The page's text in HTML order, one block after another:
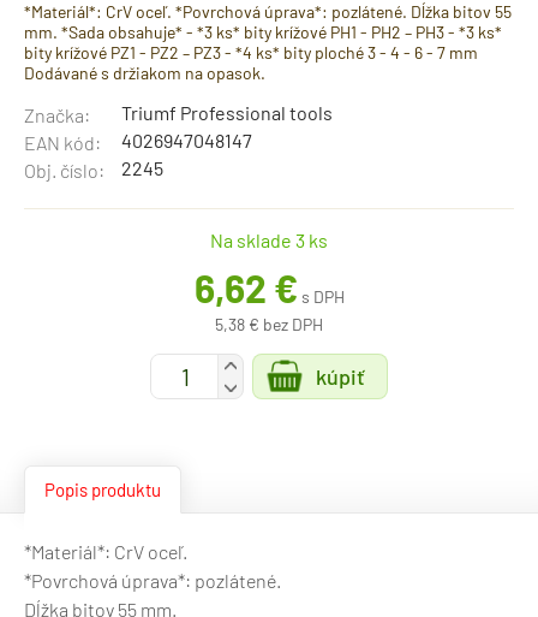
*Materiál*: CrV oceľ. *Povrchová úprava*: pozlátené. Dĺžka bitov 55
mm. *Sada obsahuje* - *3 ks* bity krížové PH1 - PH2 – PH3 - *3 ks*
bity krížové PZ1 - PZ2 – PZ3 - *4 ks* bity ploché 3 - 4 - 6 - 7 mm
Dodávané s držiakom na opasok.
Značka:
Triumf Professional tools
EAN kód:
4026947048147
Obj. číslo:
2245
Na sklade 3 ks
6,62 € s DPH
5,38 € bez DPH
+
-
kúpiť
Popis produktu
*Materiál*: CrV oceľ.
*Povrchová úprava*: pozlátené.
Dĺžka bitov 55 mm.